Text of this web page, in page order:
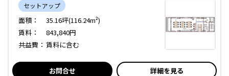
セットアップ
面積：
35.16坪(116.24m²)
賃料：
843,840円
共益費： 賃料に含む
お問合せ 詳細を見る